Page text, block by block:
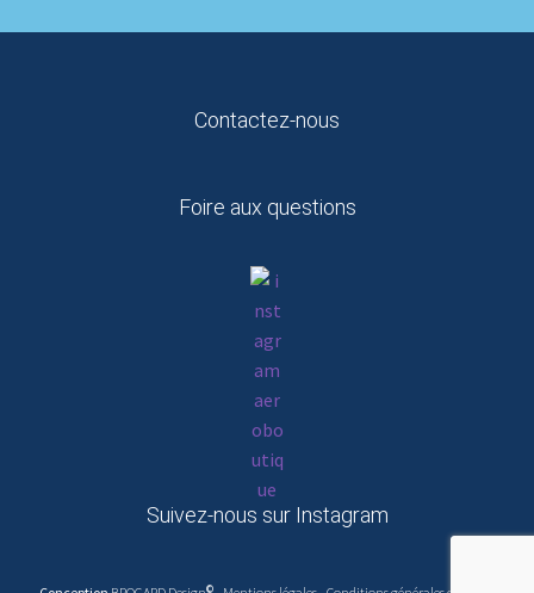
Contactez-nous
Foire aux questions
Suivez-nous sur Instagram
©